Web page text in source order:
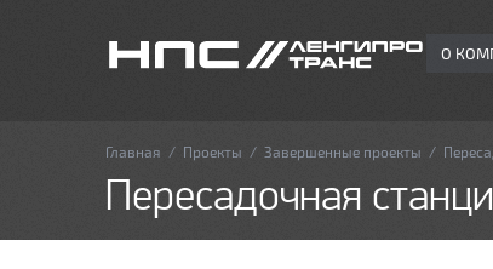
О
Главная / Проекты / Завершенные проекты /
Пересадочная